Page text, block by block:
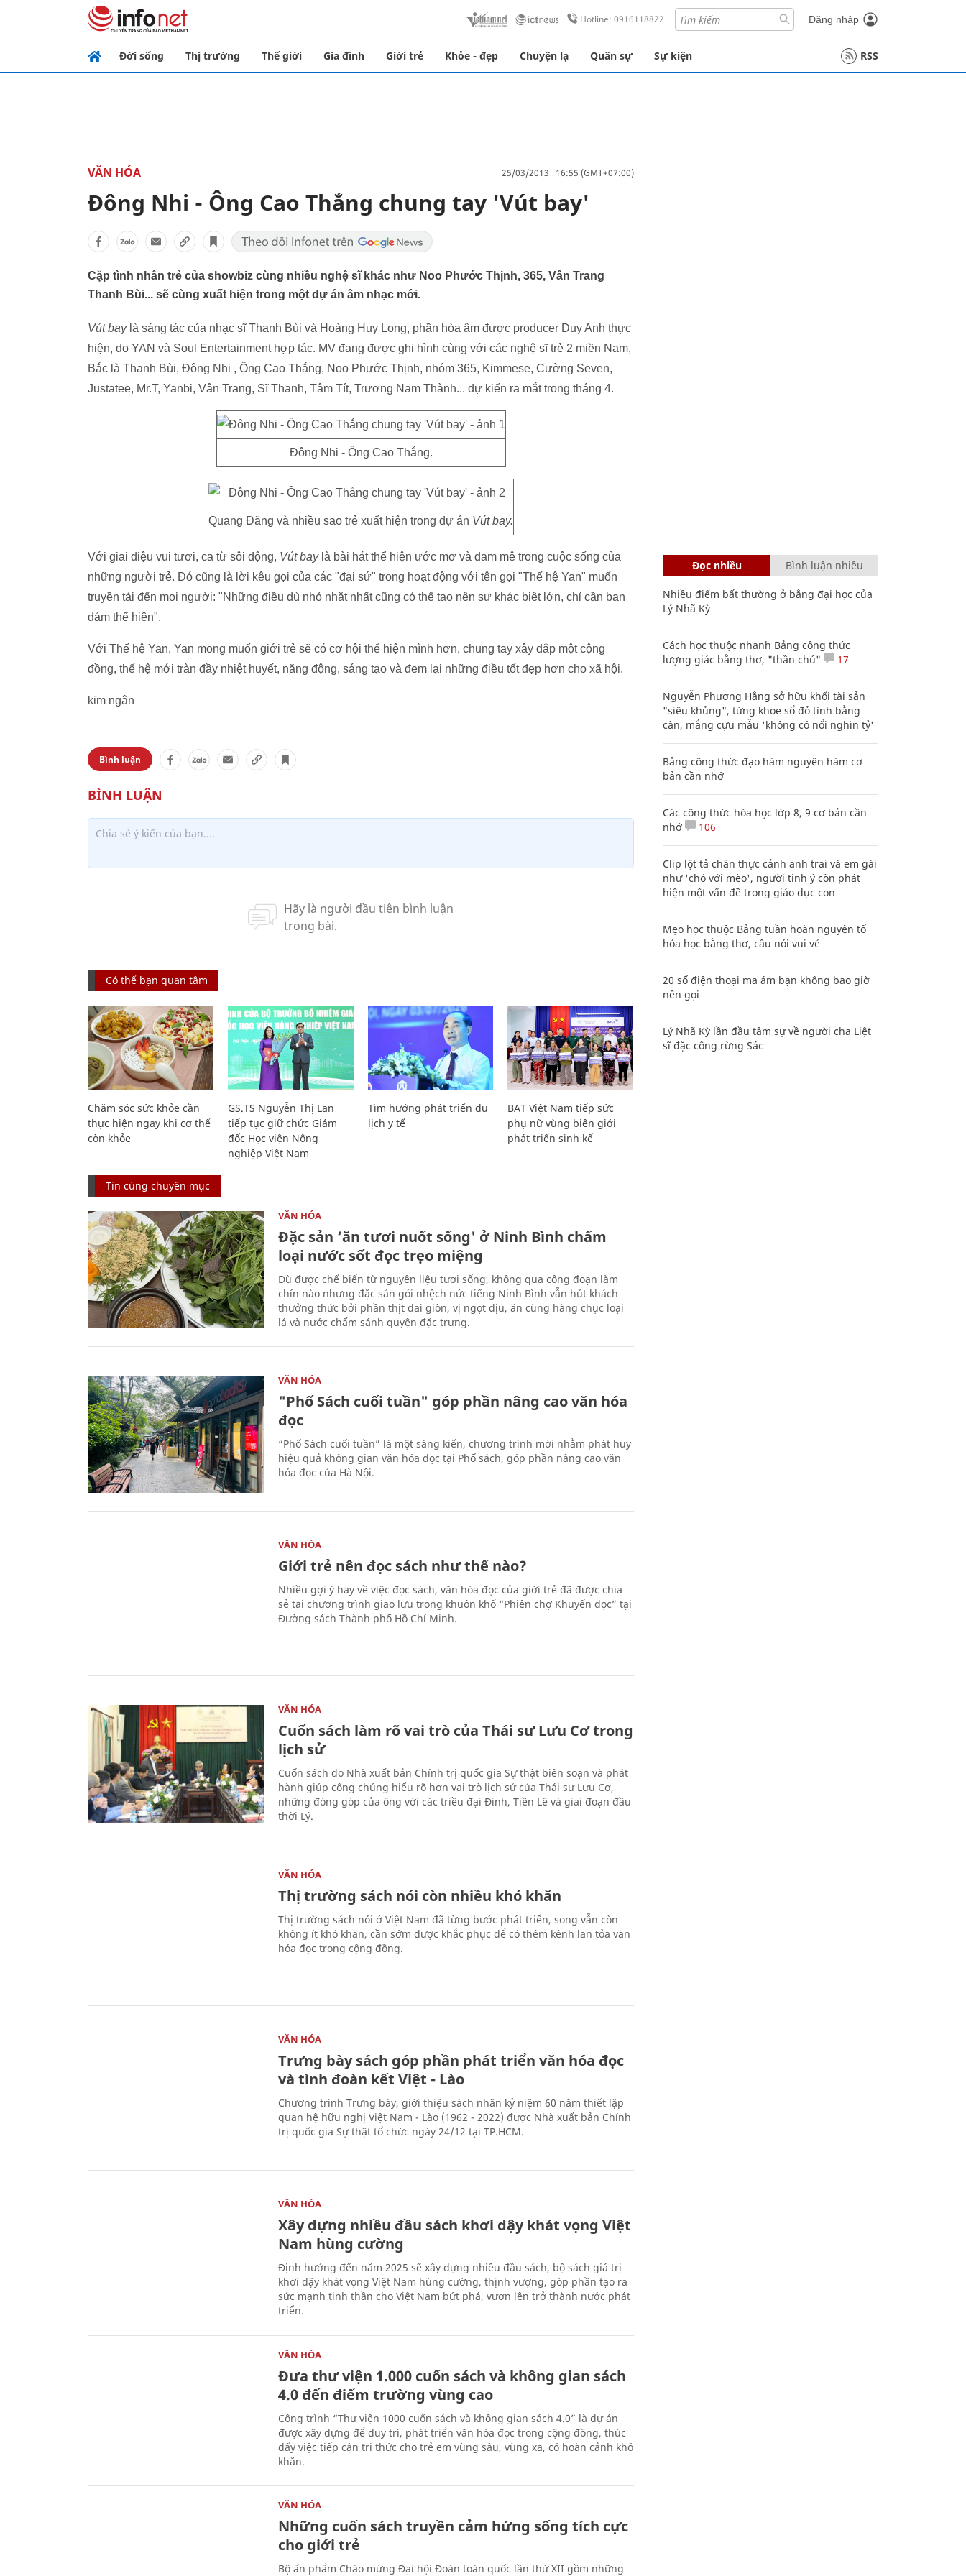
Hotline: 0916118822 Đăng nhập
Đời sống Thị trường Thế giới Gia đình Giới trẻ Khỏe - đẹp Chuyện lạ Quân sự Sự kiện RSS
VĂN HÓA 25/03/2013 16:55 (GMT+07:00)
Đông Nhi - Ông Cao Thắng chung tay 'Vút bay'
Cặp tình nhân trẻ của showbiz cùng nhiều nghệ sĩ khác như Noo Phước Thịnh, 365, Vân Trang
Thanh Bùi... sẽ cùng xuất hiện trong một dự án âm nhạc mới.
Vút baylà sáng tác của nhạc sĩ Thanh Bùi và Hoàng Huy Long, phần hòa âm được producer Duy Anh thực
hiện, do YAN và Soul Entertainment hợp tác. MV đang được ghi hình cùng với các nghệ sĩ trẻ 2 miền Nam,
Bắc là Thanh Bùi, Đông Nhi , Ông Cao Thắng, Noo Phước Thịnh, nhóm 365, Kimmese, Cường Seven,
Justatee, Mr.T, Yanbi, Vân Trang, Sĩ Thanh, Tâm Tít, Trương Nam Thành... dự kiến ra mắt trong tháng 4.
Đông Nhi - Ông Cao Thắng.
Quang Đăng và nhiều sao trẻ xuất hiện trong dự án Vút bay.
Với giai điệu vui tươi, ca từ sôi động, Vút baylà bài hát thể hiện ước mơ và đam mê trong cuộc sống của
những người trẻ. Đó cũng là lời kêu gọi của các "đại sứ" trong hoạt động với tên gọi "Thế hệ Yan" muốn
truyền tải đến mọi người: "Những điều dù nhỏ nhặt nhất cũng có thể tạo nên sự khác biệt lớn, chỉ cần bạn
dám thể hiện".
Với Thế hệ Yan, Yan mong muốn giới trẻ sẽ có cơ hội thể hiện mình hơn, chung tay xây đắp một cộng
đồng, thế hệ mới tràn đầy nhiệt huyết, năng động, sáng tạo và đem lại những điều tốt đẹp hơn cho xã hội.
kim ngân
Bình luận
Có thể bạn quan tâm
Chăm sóc sức khỏe cần
thực hiện ngay khi cơ thể
còn khỏe
GS.TS Nguyễn Thị Lan
tiếp tục giữ chức Giám
đốc Học viện Nông
nghiệp Việt Nam
Tìm hướng phát triển du
lịch y tế
BAT Việt Nam tiếp sức
phụ nữ vùng biên giới
phát triển sinh kế
Tin cùng chuyên mục
VĂN HÓA
Đặc sản ‘ăn tươi nuốt sống' ở Ninh Bình chấm
loại nước sốt đọc trẹo miệng
Dù được chế biến từ nguyên liệu tươi sống, không qua công đoạn làm
chín nào nhưng đặc sản gỏi nhệch nức tiếng Ninh Bình vẫn hút khách
thưởng thức bởi phần thịt dai giòn, vị ngọt dịu, ăn cùng hàng chục loại
lá và nước chấm sánh quyện đặc trưng.
VĂN HÓA
"Phố Sách cuối tuần" góp phần nâng cao văn hóa
đọc
“Phố Sách cuối tuần” là một sáng kiến, chương trình mới nhằm phát huy
hiệu quả không gian văn hóa đọc tại Phố sách, góp phần nâng cao văn
hóa đọc của Hà Nội.
VĂN HÓA
Giới trẻ nên đọc sách như thế nào?
Nhiều gợi ý hay về việc đọc sách, văn hóa đọc của giới trẻ đã được chia
sẻ tại chương trình giao lưu trong khuôn khổ “Phiên chợ Khuyến đọc” tại
Đường sách Thành phố Hồ Chí Minh.
VĂN HÓA
Cuốn sách làm rõ vai trò của Thái sư Lưu Cơ trong
lịch sử
Cuốn sách do Nhà xuất bản Chính trị quốc gia Sự thật biên soạn và phát
hành giúp công chúng hiểu rõ hơn vai trò lịch sử của Thái sư Lưu Cơ,
những đóng góp của ông với các triều đại Đinh, Tiền Lê và giai đoạn đầu
thời Lý.
VĂN HÓA
Thị trường sách nói còn nhiều khó khăn
Thị trường sách nói ở Việt Nam đã từng bước phát triển, song vẫn còn
không ít khó khăn, cần sớm được khắc phục để có thêm kênh lan tỏa văn
hóa đọc trong cộng đồng.
VĂN HÓA
Trưng bày sách góp phần phát triển văn hóa đọc
và tình đoàn kết Việt - Lào
Chương trình Trưng bày, giới thiệu sách nhân kỷ niệm 60 năm thiết lập
quan hệ hữu nghị Việt Nam - Lào (1962 - 2022) được Nhà xuất bản Chính
trị quốc gia Sự thật tổ chức ngày 24/12 tại TP.HCM.
VĂN HÓA
Xây dựng nhiều đầu sách khơi dậy khát vọng Việt
Nam hùng cường
Định hướng đến năm 2025 sẽ xây dựng nhiều đầu sách, bộ sách giá trị
khơi dậy khát vọng Việt Nam hùng cường, thịnh vượng, góp phần tạo ra
sức mạnh tinh thần cho Việt Nam bứt phá, vươn lên trở thành nước phát
triển.
VĂN HÓA
Đưa thư viện 1.000 cuốn sách và không gian sách
4.0 đến điểm trường vùng cao
Công trình “Thư viện 1000 cuốn sách và không gian sách 4.0” là dự án
được xây dựng để duy trì, phát triển văn hóa đọc trong cộng đồng, thúc
đẩy việc tiếp cận tri thức cho trẻ em vùng sâu, vùng xa, có hoàn cảnh khó
khăn.
VĂN HÓA
Những cuốn sách truyền cảm hứng sống tích cực
cho giới trẻ
Bộ ấn phẩm Chào mừng Đại hội Đoàn toàn quốc lần thứ XII gồm những
Đọc nhiều Bình luận nhiều
Nhiều điểm bất thường ở bằng đại học của
Lý Nhã Kỳ
Cách học thuộc nhanh Bảng công thức
lượng giác bằng thơ, "thần chú"
17
Nguyễn Phương Hằng sở hữu khối tài sản
"siêu khủng", từng khoe sổ đỏ tính bằng
cân, mắng cựu mẫu 'không có nổi nghìn tỷ'
Bảng công thức đạo hàm nguyên hàm cơ
bản cần nhớ
Các công thức hóa học lớp 8, 9 cơ bản cần
nhớ
106
Clip lột tả chân thực cảnh anh trai và em gái
như 'chó với mèo', người tinh ý còn phát
hiện một vấn đề trong giáo dục con
Mẹo học thuộc Bảng tuần hoàn nguyên tố
hóa học bằng thơ, câu nói vui vẻ
20 số điện thoại ma ám bạn không bao giờ
nên gọi
Lý Nhã Kỳ lần đầu tâm sự về người cha Liệt
sĩ đặc công rừng Sác